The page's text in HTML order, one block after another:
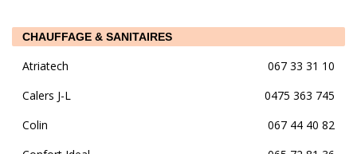
CHAUFFAGE & SANITAIRES
Atriatech
067 33 31 10
Calers J-L
0475 363 745
Colin
067 44 40 82